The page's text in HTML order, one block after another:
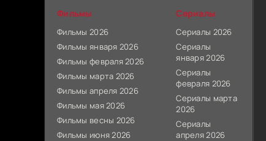
Фильмы
Фильмы 2026
Фильмы января 2026
Фильмы февраля 2026
Фильмы марта 2026
Фильмы апреля 2026
Фильмы мая 2026
Фильмы весны 2026
Фильмы июня 2026
Сериалы
Сериалы 2026
Сериалы
января 2026
Сериалы
февраля 2026
Сериалы марта
2026
Сериалы
апреля 2026